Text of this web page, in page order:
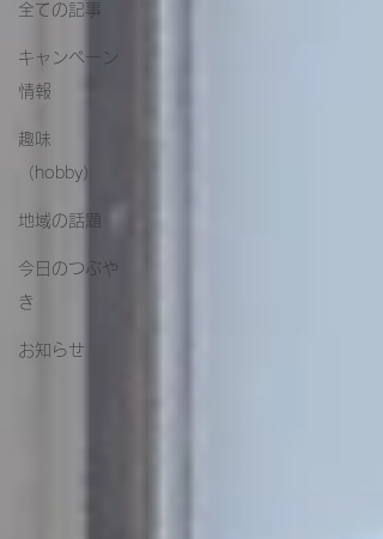
全ての記事
キャンペーン
情報
趣味
（hobby）
地域の話題
今日のつぶや
き
お知らせ